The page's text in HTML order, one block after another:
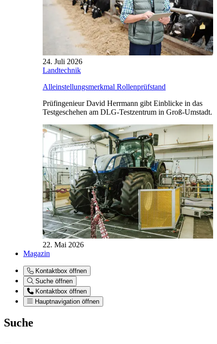
24. Juli 2026
Landtechnik
Alleinstellungsmerkmal Rollenprüfstand
Prüfingenieur David Herrmann gibt Einblicke in das
Testgeschehen am DLG-Testzentrum in Groß-Umstadt.
22. Mai 2026
Magazin
Kontaktbox öffnen
Suche öffnen
Kontaktbox öffnen
Hauptnavigation öffnen
Suche